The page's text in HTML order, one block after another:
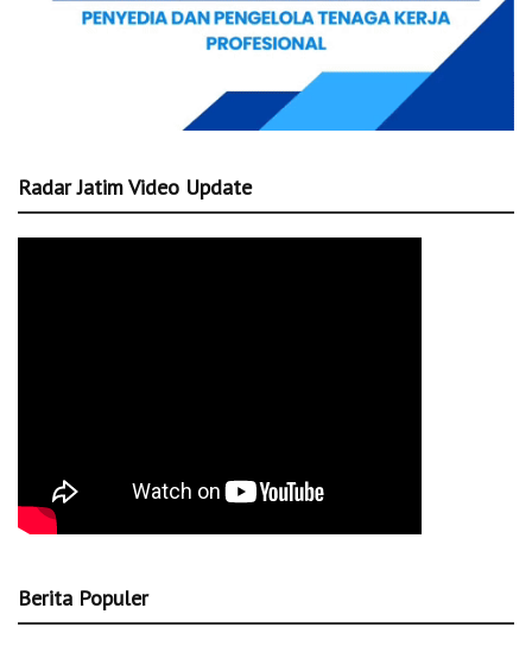
Radar Jatim Video Update
Berita Populer